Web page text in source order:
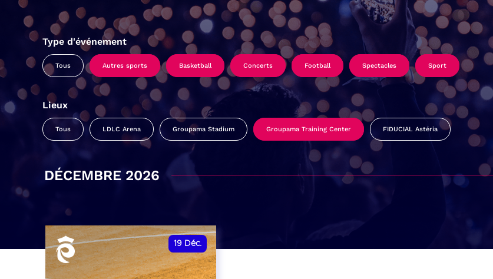
Type d'événement
Tous Autres sports Basketball Concerts Football Spectacles Sport
Lieux
Tous LDLC Arena Groupama Stadium Groupama Training Center FIDUCIAL Astéria
DÉCEMBRE 2026
19 Déc.